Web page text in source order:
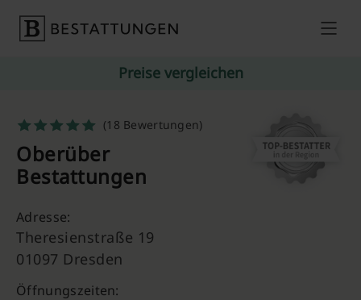
Preise vergleichen
(18 Bewertungen)
Oberüber
Bestattungen
Adresse:
Theresienstraße 19
01097 Dresden
Öffnungszeiten: